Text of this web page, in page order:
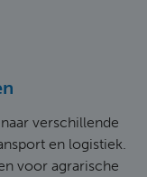
verschillende
en logistiek.
voor agrarische